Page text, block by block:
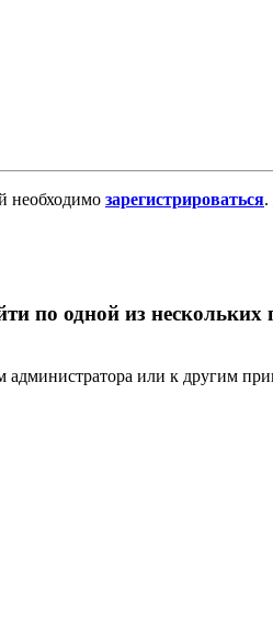
необходимо зарегистрироваться.
по одной из нескольких
администратора или к другим